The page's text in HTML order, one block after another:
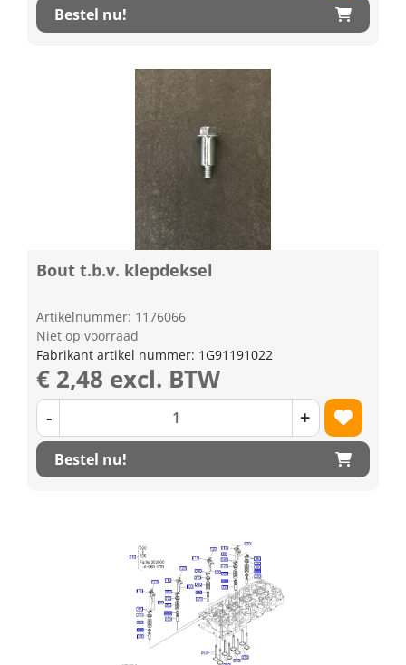
Bestel nu!
Bout t.b.v. klepdeksel
Artikelnummer: 1176066
Niet op voorraad
Fabrikant artikel nummer: 1G91191022
€ 2,48 excl. BTW
- +
Bestel nu!